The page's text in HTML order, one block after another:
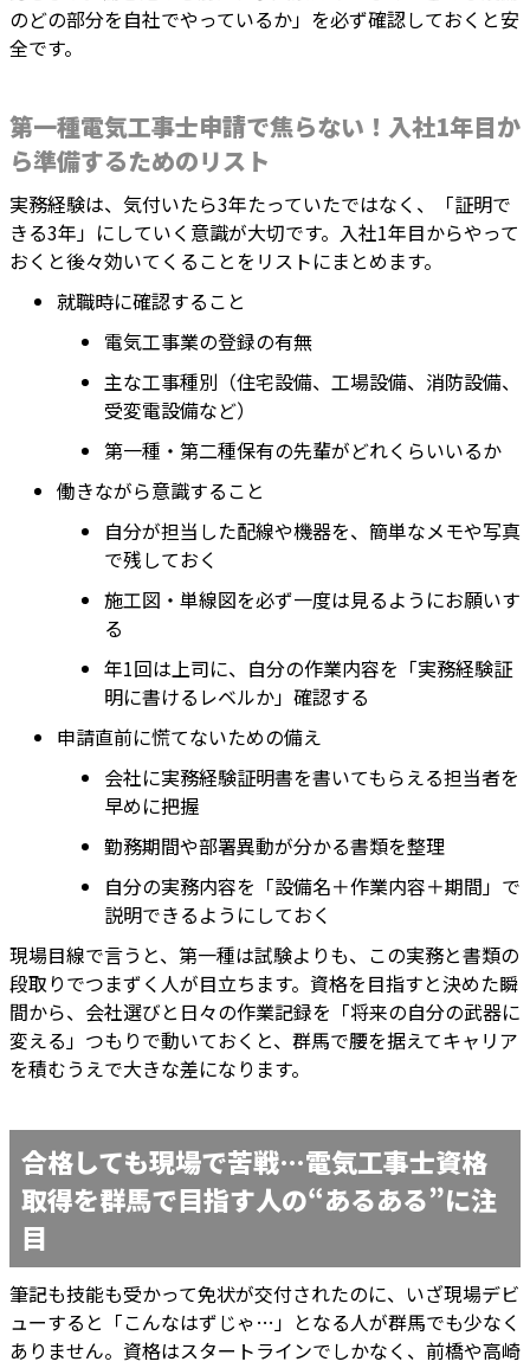
のどの部分を自社でやっているか」を必ず確認しておくと安
全です。
第一種電気工事士申請で焦らない！入社1年目か
ら準備するためのリスト
実務経験は、気付いたら3年たっていたではなく、「証明で
きる3年」にしていく意識が大切です。入社1年目からやって
おくと後々効いてくることをリストにまとめます。
就職時に確認すること
電気工事業の登録の有無
主な工事種別（住宅設備、工場設備、消防設備、
受変電設備など）
第一種・第二種保有の先輩がどれくらいいるか
働きながら意識すること
自分が担当した配線や機器を、簡単なメモや写真
で残しておく
施工図・単線図を必ず一度は見るようにお願いす
る
年1回は上司に、自分の作業内容を「実務経験証
明に書けるレベルか」確認する
申請直前に慌てないための備え
会社に実務経験証明書を書いてもらえる担当者を
早めに把握
勤務期間や部署異動が分かる書類を整理
自分の実務内容を「設備名＋作業内容＋期間」で
説明できるようにしておく
現場目線で言うと、第一種は試験よりも、この実務と書類の
段取りでつまずく人が目立ちます。資格を目指すと決めた瞬
間から、会社選びと日々の作業記録を「将来の自分の武器に
変える」つもりで動いておくと、群馬で腰を据えてキャリア
を積むうえで大きな差になります。
合格しても現場で苦戦…電気工事士資格
取得を群馬で目指す人の“あるある”に注
目
筆記も技能も受かって免状が交付されたのに、いざ現場デビ
ューすると「こんなはずじゃ…」となる人が群馬でも少なく
ありません。資格はスタートラインでしかなく、前橋や高崎